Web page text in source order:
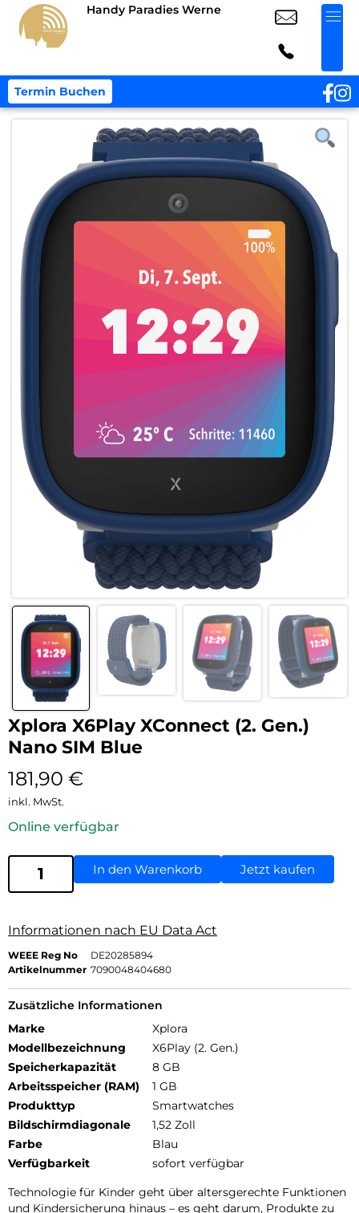
Handy Paradies Werne
Termin Buchen
Xplora X6Play XConnect (2. Gen.)
Nano SIM Blue
181,90 €
inkl. MwSt.
Online verfügbar
In den Warenkorb Jetzt kaufen
Informationen nach EU Data Act
WEEE Reg No
DE20285894
Artikelnummer 7090048404680
Zusätzliche Informationen
Marke
Xplora
Modellbezeichnung
X6Play (2. Gen.)
Speicherkapazität
8 GB
Arbeitsspeicher (RAM)
1 GB
Produkttyp
Smartwatches
Bildschirmdiagonale
1,52 Zoll
Farbe
Blau
Verfügbarkeit
sofort verfügbar
Technologie für Kinder geht über altersgerechte Funktionen
und Kindersicherung hinaus – es geht darum, Produkte zu